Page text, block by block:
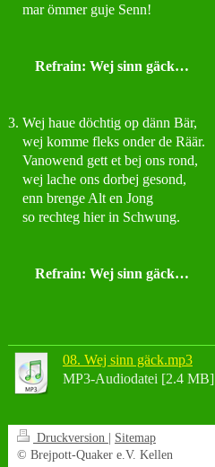
mar ömmer guje Senn!
Refrain: Wej sinn gäck…
3. Wej haue döchtig op dänn Bär,
wej komme fleks onder de Räär.
Vanowend gett et bej ons rond,
wej lache ons dorbej gesond,
enn brenge Alt en Jong
so rechteg hier in Schwung.
Refrain: Wej sinn gäck…
08. Wej sinn gäck.mp3
MP3-Audiodatei [2.4 MB]
Druckversion
Sitemap
© Brejpott-Quaker e.V. Kellen